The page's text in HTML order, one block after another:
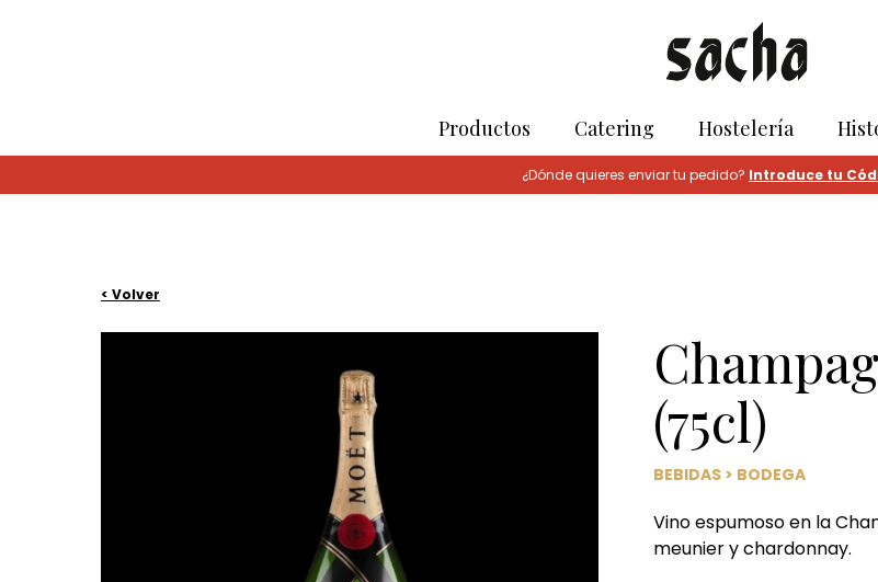
Productos Catering Hostelería
¿Dónde quieres enviar tu pedido? Introduce tu
< Volver
(75cl)
BEBIDAS > BODEGA
Vino espumoso en la
meunier y chardonnay.